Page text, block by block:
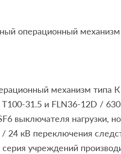
операционный механизм
механизм типа
31.5 и FLN36-12D /
выключателя нагрузки,
24 кВ переключения
учреждений